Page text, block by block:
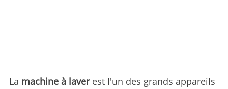
La machine à laverest l'un des grands appareils